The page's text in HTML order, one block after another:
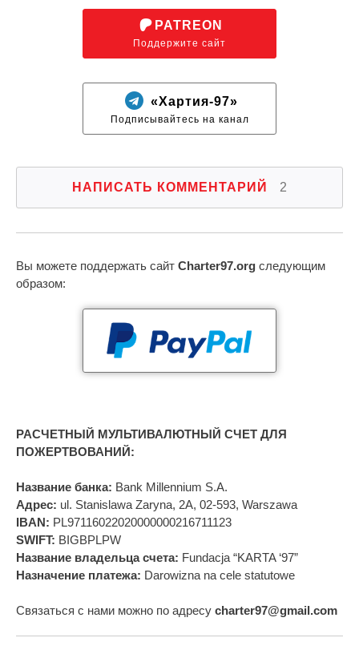
PATREON
Поддержите сайт
«Хартия-97»
Подписывайтесь на канал
НАПИСАТЬ КОММЕНТАРИЙ 2
Вы можете поддержать сайт Charter97.org следующим
образом:
РАСЧЕТНЫЙ МУЛЬТИВАЛЮТНЫЙ СЧЕТ ДЛЯ
ПОЖЕРТВОВАНИЙ:
Название банка: Bank Millennium S.A.
Адрес: ul. Stanislawa Zaryna, 2A, 02-593, Warszawa
IBAN: PL97116022020000000216711123
SWIFT: BIGBPLPW
Название владельца счета: Fundacja “KARTA ‘97”
Назначение платежа: Darowizna na cele statutowe
Связаться с нами можно по адресу charter97@gmail.com